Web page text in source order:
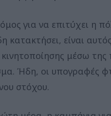
για να επιτύχει η
κατακτήσει, είναι
κινητοποίησης μέσω
Ήδη, οι υπογραφές
στόχου.